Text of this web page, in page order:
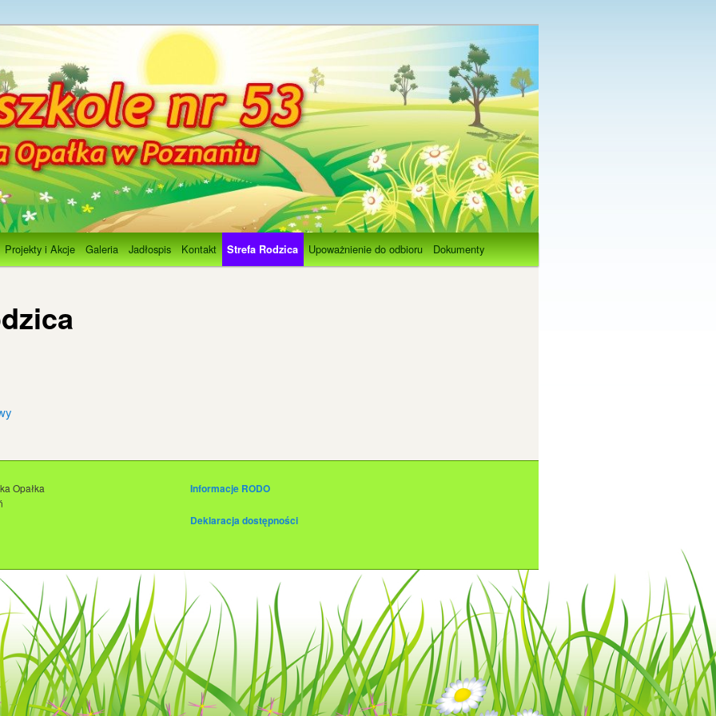
53 im.Koszałka Opałka
Projekty i Akcje Galeria Jadłospis Kontakt Strefa Rodzica Upoważnienie do odbioru Dokumenty
Opałka
Informacje RODO
Deklaracja dostępności